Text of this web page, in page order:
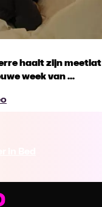
haalt zijn meetlat
week van ...